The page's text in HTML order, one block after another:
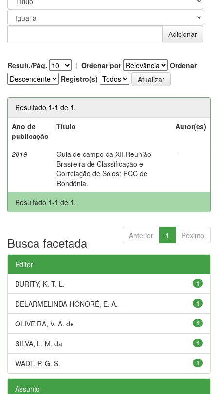
Result./Pág. | Ordenar por
Ordenar
Registro(s)
Resultado 1-1 de 1.
Ano de
publicação
Título Autor(es)
2019
Guia de campo da XII Reunião
Brasileira de Classificação e
Correlação de Solos: RCC de
Rondônia.
-
Resultado 1-1 de 1.
Anterior 1 Póximo
Busca facetada
Editor
1
BURITY, K. T. L.
1
DELARMELINDA-HONORÉ, E. A.
1
OLIVEIRA, V. A. de
1
SILVA, L. M. da
1
WADT, P. G. S.
Assunto